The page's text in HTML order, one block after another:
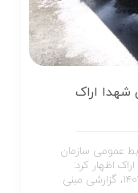
شهدا اراک
عمومی سازمان
اظهار کرد:
ساعت ۱۱:۳۱ ظهر روز شنبه ۱۱ بهمن‌ماه ۱۴۰۴، گزارشی مبنی